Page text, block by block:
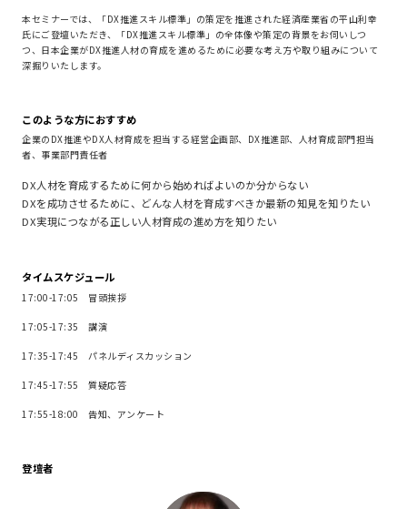
本セミナーでは、「DX推進スキル標準」の策定を推進された経済産業省の平山利幸
氏にご登壇いただき、「DX推進スキル標準」の全体像や策定の背景をお伺いしつ
つ、日本企業がDX推進人材の育成を進めるために必要な考え方や取り組みについて
深掘りいたします。
このような方におすすめ
企業のDX推進やDX人材育成を担当する経営企画部、DX推進部、人材育成部門担当
者、事業部門責任者
DX人材を育成するために何から始めればよいのか分からない
DXを成功させるために、どんな人材を育成すべきか最新の知見を知りたい
DX実現につながる正しい人材育成の進め方を知りたい
タイムスケジュール
17:00-17:05 冒頭挨拶
17:05-17:35 講演
17:35-17:45 パネルディスカッション
17:45-17:55 質疑応答
17:55-18:00 告知、アンケート
登壇者